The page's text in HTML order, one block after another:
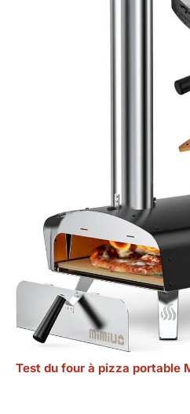
Test du four à pizza portable